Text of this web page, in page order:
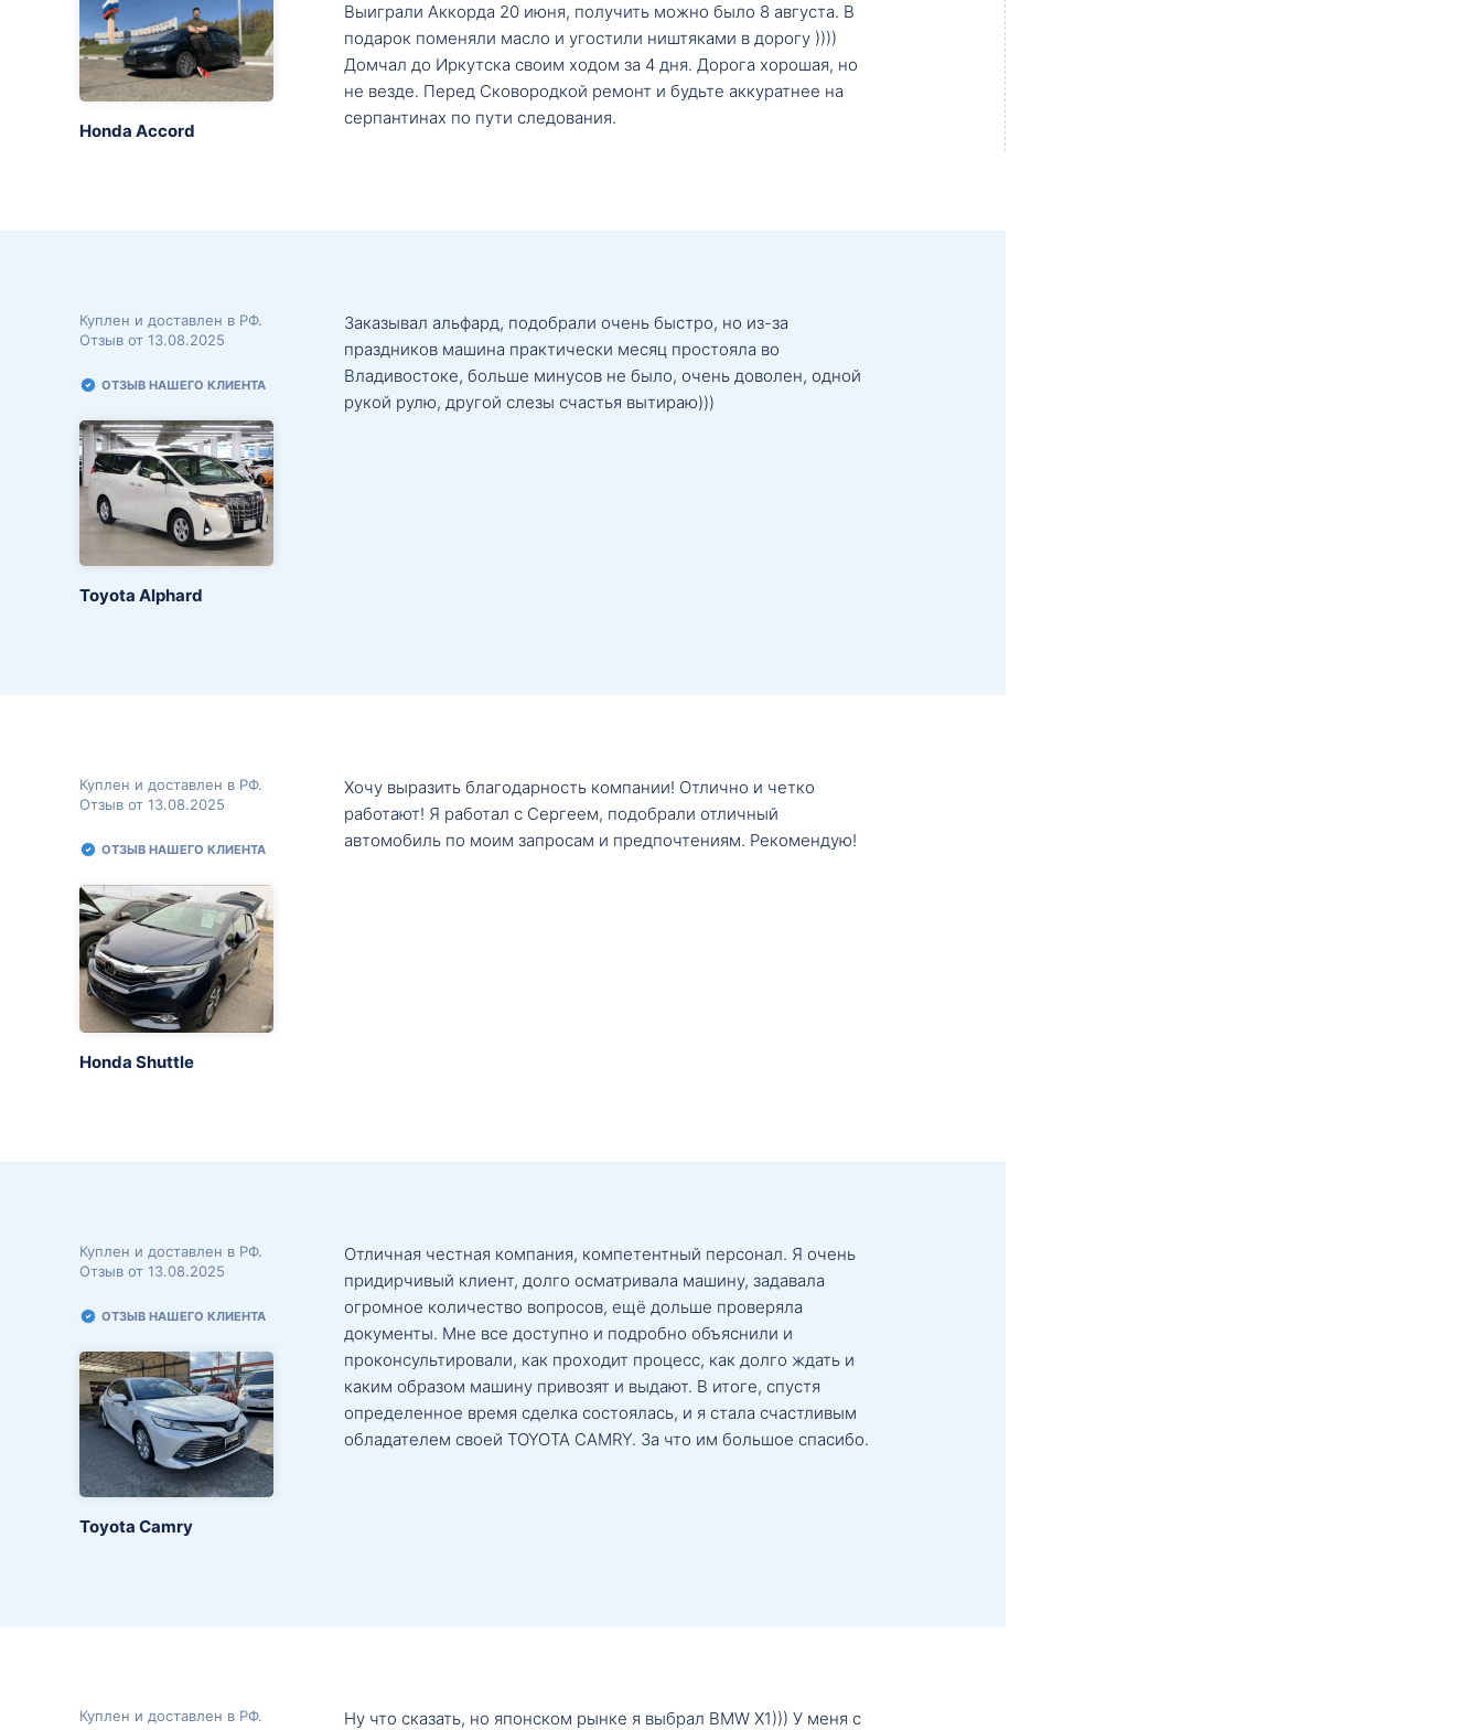
Honda Accord
Выиграли Аккорда 20 июня, получить можно было 8 августа. В
подарок поменяли масло и угостили ништяками в дорогу ))))
Домчал до Иркутска своим ходом за 4 дня. Дорога хорошая, но
не везде. Перед Сковородкой ремонт и будьте аккуратнее на
серпантинах по пути следования.
Куплен и доставлен в РФ.
Отзыв от 13.08.2025
ОТЗЫВ НАШЕГО КЛИЕНТА
Toyota Alphard
Заказывал альфард, подобрали очень быстро, но из-за
праздников машина практически месяц простояла во
Владивостоке, больше минусов не было, очень доволен, одной
рукой рулю, другой слезы счастья вытираю)))
Куплен и доставлен в РФ.
Отзыв от 13.08.2025
ОТЗЫВ НАШЕГО КЛИЕНТА
Honda Shuttle
Хочу выразить благодарность компании! Отлично и четко
работают! Я работал с Сергеем, подобрали отличный
автомобиль по моим запросам и предпочтениям. Рекомендую!
Куплен и доставлен в РФ.
Отзыв от 13.08.2025
ОТЗЫВ НАШЕГО КЛИЕНТА
Toyota Camry
Отличная честная компания, компетентный персонал. Я очень
придирчивый клиент, долго осматривала машину, задавала
огромное количество вопросов, ещё дольше проверяла
документы. Мне все доступно и подробно объяснили и
проконсультировали, как проходит процесс, как долго ждать и
каким образом машину привозят и выдают. В итоге, спустя
определенное время сделка состоялась, и я стала счастливым
обладателем своей TOYOTA CAMRY. За что им большое спасибо.
Куплен и доставлен в РФ.
Ну что сказать, но японском рынке я выбрал BMW X1))) У меня с